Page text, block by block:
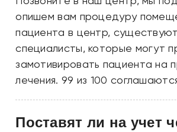
опишем вам процедуру
пациента в центр, существуют
специалисты, которые могут
замотивировать пациента на
лечения. 99 из 100
Поставят ли на учет